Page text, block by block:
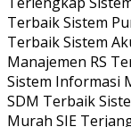
Terbaik Sistem
Terbaik Sistem
Manajemen RS
Sistem Informasi
SDM Terbaik
Murah SIE